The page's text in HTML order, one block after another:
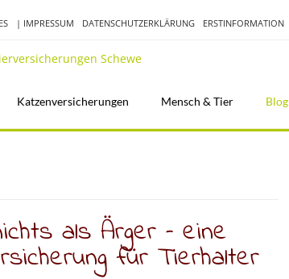
| IMPRESSUM DATENSCHUTZERKLÄRUNG ERSTINFORMATION
Katzenversicherungen Mensch & Tier Blog
als Ärger – eine
für Tierhalter